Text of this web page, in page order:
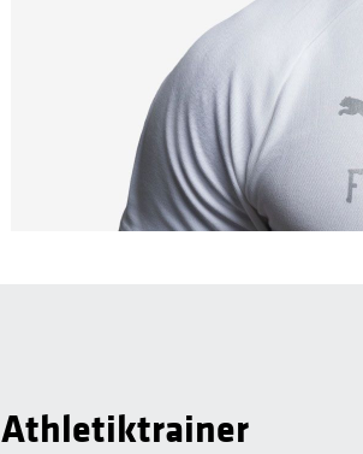
Athletiktrainer